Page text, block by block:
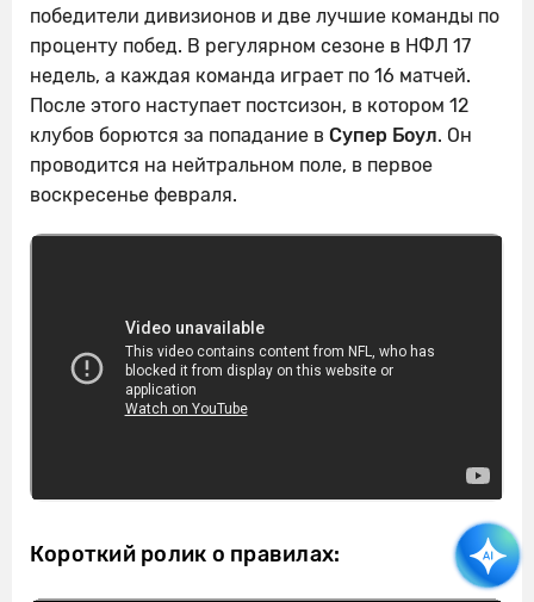
победители дивизионов и две лучшие команды по
проценту побед. В регулярном сезоне в НФЛ 17
недель, а каждая команда играет по 16 матчей.
После этого наступает постсизон, в котором 12
клубов борются за попадание в Супер Боул. Он
проводится на нейтральном поле, в первое
воскресенье февраля.
Короткий ролик о правилах: